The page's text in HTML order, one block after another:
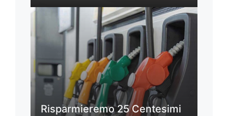
Risparmieremo 25 Centesimi